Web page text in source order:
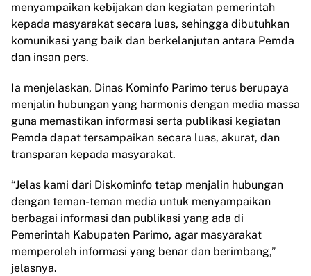
menyampaikan kebijakan dan kegiatan pemerintah
kepada masyarakat secara luas, sehingga dibutuhkan
komunikasi yang baik dan berkelanjutan antara Pemda
dan insan pers.
Ia menjelaskan, Dinas Kominfo Parimo terus berupaya
menjalin hubungan yang harmonis dengan media massa
guna memastikan informasi serta publikasi kegiatan
Pemda dapat tersampaikan secara luas, akurat, dan
transparan kepada masyarakat.
“Jelas kami dari Diskominfo tetap menjalin hubungan
dengan teman-teman media untuk menyampaikan
berbagai informasi dan publikasi yang ada di
Pemerintah Kabupaten Parimo, agar masyarakat
memperoleh informasi yang benar dan berimbang,”
jelasnya.